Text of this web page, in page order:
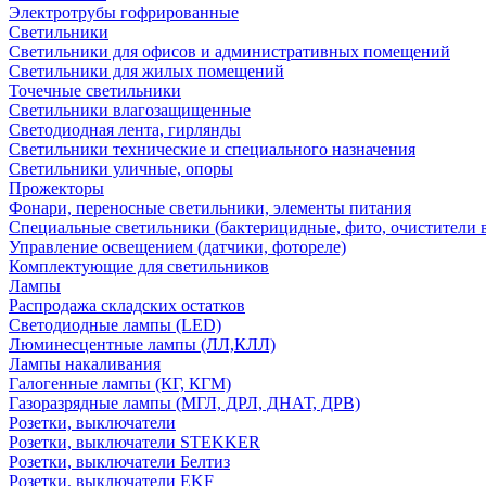
Электротрубы гофрированные
Светильники
Светильники для офисов и административных помещений
Светильники для жилых помещений
Точечные светильники
Светильники влагозащищенные
Светодиодная лента, гирлянды
Светильники технические и специального назначения
Светильники уличные, опоры
Прожекторы
Фонари, переносные светильники, элементы питания
Специальные светильники (бактерицидные, фито, очистители
Управление освещением (датчики, фотореле)
Комплектующие для светильников
Лампы
Распродажа складских остатков
Светодиодные лампы (LED)
Люминесцентные лампы (ЛЛ,КЛЛ)
Лампы накаливания
Галогенные лампы (КГ, КГМ)
Газоразрядные лампы (МГЛ, ДРЛ, ДНАТ, ДРВ)
Розетки, выключатели
Розетки, выключатели STEKKER
Розетки, выключатели Белтиз
Розетки, выключатели EKF